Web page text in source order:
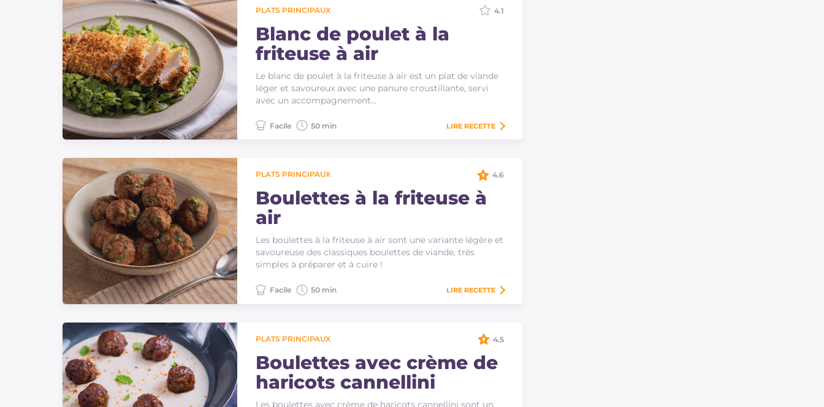
PLATS PRINCIPAUX
Blanc de poulet à la
friteuse à air
Le blanc de poulet à la friteuse à air est un plat de viande
léger et savoureux avec une panure croustillante, servi
avec un accompagnement…
4.1
Facile 50 min LIRE RECETTE
PLATS PRINCIPAUX
Boulettes à la friteuse à
air
Les boulettes à la friteuse à air sont une variante légère et
savoureuse des classiques boulettes de viande, très
simples à préparer et à cuire !
4.6
Facile 50 min LIRE RECETTE
PLATS PRINCIPAUX
Boulettes avec crème de
haricots cannellini
Les boulettes avec crème de haricots cannellini sont un
4.5